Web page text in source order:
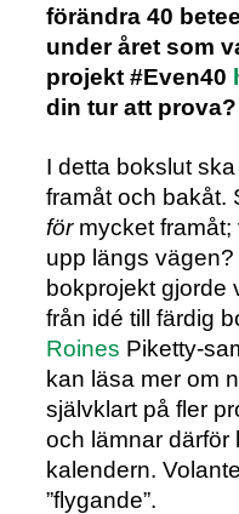
förändra 40
under året som
projekt #Even40
din tur att prova?
I detta bokslut
framåt och bakåt.
förmycket framåt;
upp längs
bokprojekt gjorde
från idé till färdig
Roines Piketty-
kan läsa mer om
självklart på fler
och lämnar därför
kalendern.
”flygande”.